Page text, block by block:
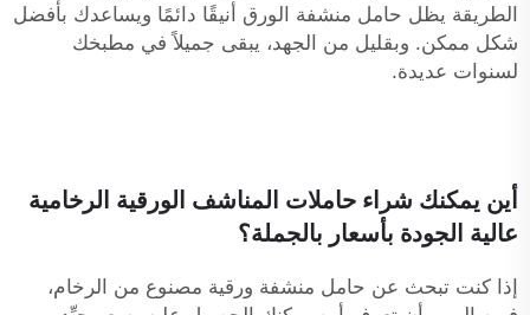
الطريقة يظل حامل منشفة الورق أنيقًا دائمًا ويساعدك بأفضل
شكل ممكن. وبقليل من الجهد، يبقى جميلاً في مطبخك
لسنوات عديدة.
أين يمكنك شراء حاملات المناشف الورقية الرخامية
عالية الجودة بأسعار بالجملة؟
إذا كنت تبحث عن حامل منشفة ورقية مصنوع من الرخام،